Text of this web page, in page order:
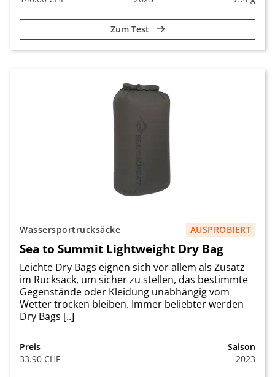
Zum Test
Wassersportrucksäcke AUSPROBIERT
Sea to Summit Lightweight Dry Bag
Leichte Dry Bags eignen sich vor allem als Zusatz
im Rucksack, um sicher zu stellen, das bestimmte
Gegenstände oder Kleidung unabhängig vom
Wetter trocken bleiben. Immer beliebter werden
Dry Bags [..]
Preis
33.90 CHF
Saison
2023